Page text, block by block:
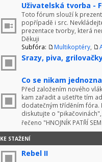
Uživatelská tvorba -
Toto fórum slouží k
popřípadě i src.
prezentace tvorby, která
Děkuji
Subfóra:
Multikoptéry
Srazy, piva,
Co se nikam
Před založením nového
kam zařadit a ušetřte tím
dodatečným tříděním fóra.
diskutujte o
řečeno "HNOJNÍK PATŘÍ
KE STAŽENÍ
Rebel II